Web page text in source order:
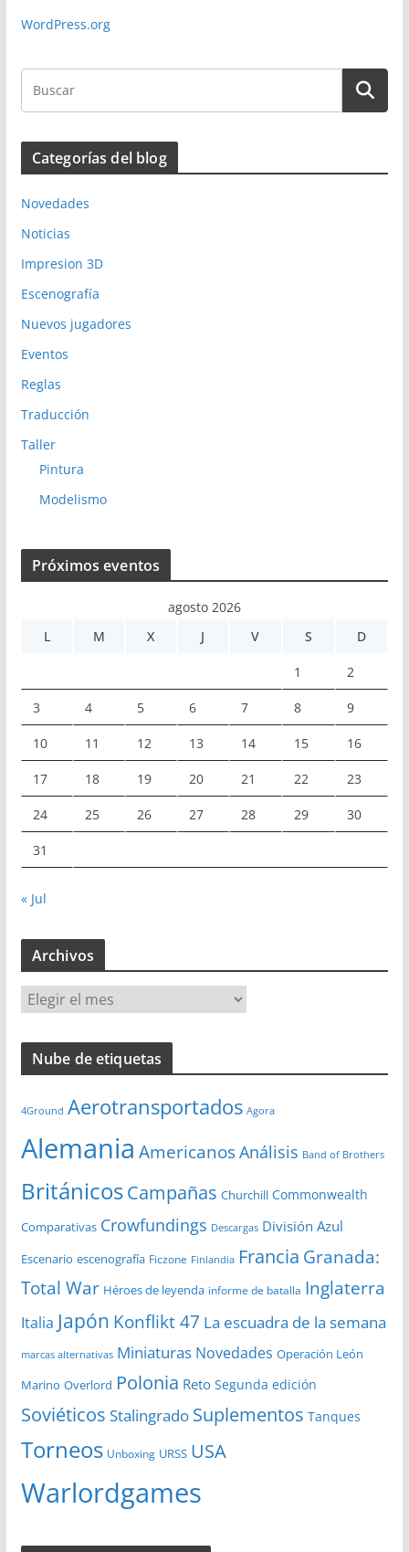
WordPress.org
Categorías del blog
Novedades
Noticias
Impresion 3D
Escenografía
Nuevos jugadores
Eventos
Reglas
Traducción
Taller
Pintura
Modelismo
Próximos eventos
agosto 2026
L
M X J V S D
1 2
3 4 5 6 7 8 9
10 11 12 13 14 15 16
17 18 19 20 21 22 23
24 25 26 27 28 29 30
31
« Jul
Archivos
r
c
v
s
Nube de etiquetas
4Ground Aerotransportados Agora
Alemania AmericanosAnálisis Band of Brothers
BritánicosCampañas Churchill Commonwealth
Comparativas Crowfundings Descargas División Azul
Escenario escenografía Ficzone Finlandia Francia Granada:
Total War Héroes de leyenda informe de batalla Inglaterra
Italia Japón Konflikt 47 La escuadra de la semana
marcas alternativas Miniaturas Novedades Operación León
Marino Overlord Polonia Reto Segunda edición
Soviéticos Stalingrado Suplementos Tanques
Torneos Unboxing URSS USA
Warlordgames